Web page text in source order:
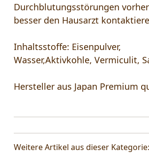
Durchblutungsstörungen vorher
besser den Hausarzt
Inhaltsstoffe: Eisenpulver,
Wasser,Aktivkohle, Vermiculit,
Hersteller aus Japan Premium
Weitere Artikel aus dieser Kategorie: